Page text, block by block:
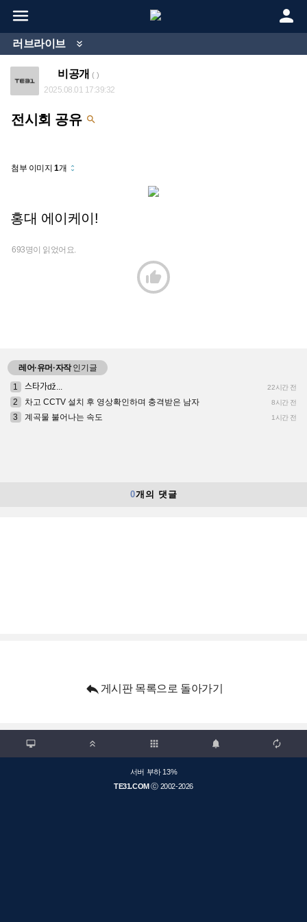
 
러브라이브 
비공개 ( )
2025.08.01 17:39:32
전시회 공유 
첨부 이미지1개 unfold_more
홍대 에이케이!
693명이 읽었어요.

레어·유머·자작인기글
1
스타가ǆ... 22시간 전
2 차고 CCTV 설치 후 영상확인하며 충격받은 남자 8시간 전
3 계곡물 불어나는 속도 1시간 전
0개의 댓글
 게시판 목록으로 돌아가기
  apps  
서버 부하 13%
TE31.COMⓒ 2002-2026